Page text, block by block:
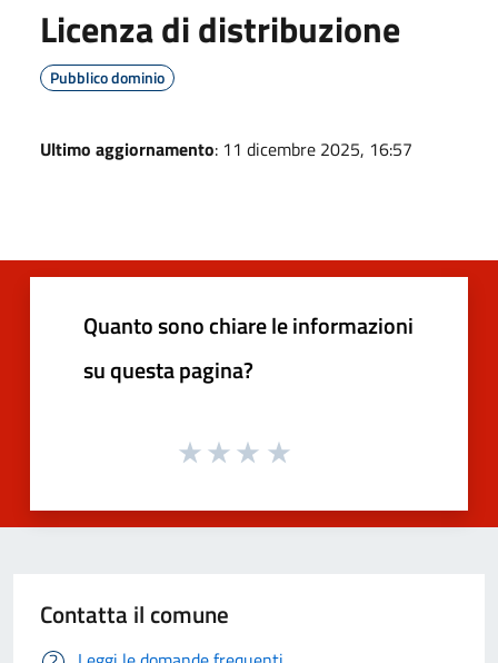
Licenza di distribuzione
Pubblico dominio
Ultimo aggiornamento: 11 dicembre 2025, 16:57
Quanto sono chiare le informazioni
su questa pagina?
Contatta il comune